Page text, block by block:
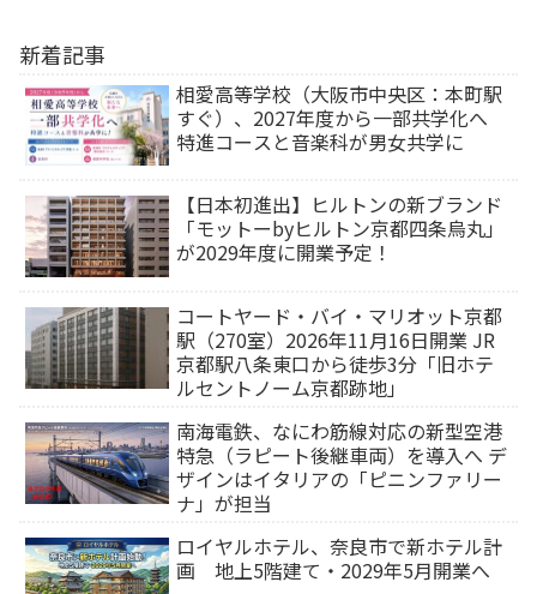
新着記事
相愛高等学校（大阪市中央区：本町駅
すぐ）、2027年度から一部共学化へ
特進コースと音楽科が男女共学に
【日本初進出】ヒルトンの新ブランド
「モットーbyヒルトン京都四条烏丸」
が2029年度に開業予定！
コートヤード・バイ・マリオット京都
駅（270室）2026年11月16日開業 JR
京都駅八条東口から徒歩3分「旧ホテ
ルセントノーム京都跡地」
南海電鉄、なにわ筋線対応の新型空港
特急（ラピート後継車両）を導入へ デ
ザインはイタリアの「ピニンファリー
ナ」が担当
ロイヤルホテル、奈良市で新ホテル計
画 地上5階建て・2029年5月開業へ